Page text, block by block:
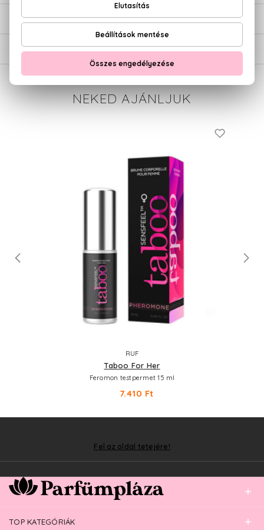
SZÁLLÍTÁS
NEKED AJÁNLJUK
RUF
Taboo For Her
Feromon testpermet 15 ml
7.410 Ft
Fel az oldal tetejére!
TOP KATEGÓRIÁK